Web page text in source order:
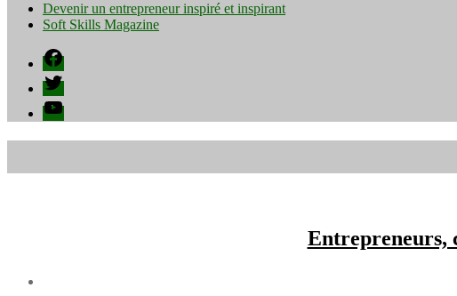
Devenir un entrepreneur inspiré et inspirant
Soft Skills Magazine
Facebook
Twitter
YouTube
Entrepreneurs,